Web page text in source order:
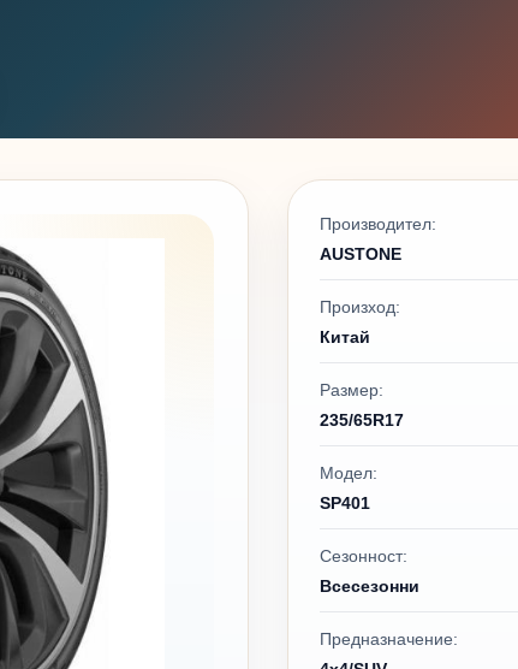
Производител:
AUSTONE
Произход:
Китай
Размер:
235/65R17
Модел:
SP401
Сезонност:
Всесезонни
Предназначение: